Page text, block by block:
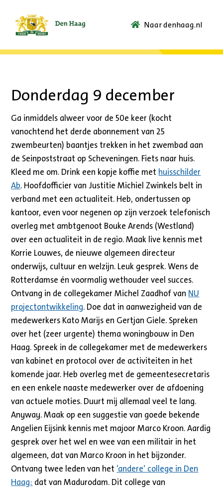
Ga
de
Naar denhaag.nl
Donderdag 9 december
Ga inmiddels alweer voor de 50e keer (kocht
vanochtend het derde abonnement van 25
zwembeurten) baantjes trekken in het zwembad aan
de Seinpoststraat op Scheveningen. Fiets naar huis.
Kleed me om. Drink een kopje koffie met huisschilder
Ab. Hoofdofficier van Justitie Michiel Zwinkels belt in
verband met een actualiteit. Heb, ondertussen op
kantoor, even voor negenen op zijn verzoek telefonisch
overleg met ambtgenoot Bouke Arends (Westland)
over een actualiteit in de regio. Maak live kennis met
Korrie Louwes, de nieuwe algemeen directeur
onderwijs, cultuur en welzijn. Leuk gesprek. Wens de
Rotterdamse én voormalig wethouder veel succes.
Ontvang in de collegekamer Michel Zaadhof van NU
projectontwikkeling. Doe dat in aanwezigheid van de
medewerkers Kato Marijs en Gertjan Giele. Spreken
over het (zeer urgente) thema woningbouw in Den
Haag. Spreek in de collegekamer met de medewerkers
van kabinet en protocol over de activiteiten in het
komende jaar. Heb overleg met de gemeentesecretaris
en een enkele naaste medewerker over de afdoening
van actuele moties. Duurt mij allemaal veel te lang.
Anyway. Maak op een suggestie van goede bekende
Angelien Eijsink kennis met majoor Marco Kroon. Aardig
gesprek over het wel en wee van een militair in het
algemeen, dat van Marco Kroon in het bijzonder.
Ontvang twee leden van het ‘andere’ college in Den
Haag: dat van Madurodam. Dit college van